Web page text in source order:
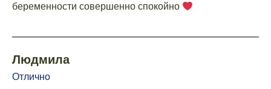
беременности совершенно спокойно
Людмила
Отлично